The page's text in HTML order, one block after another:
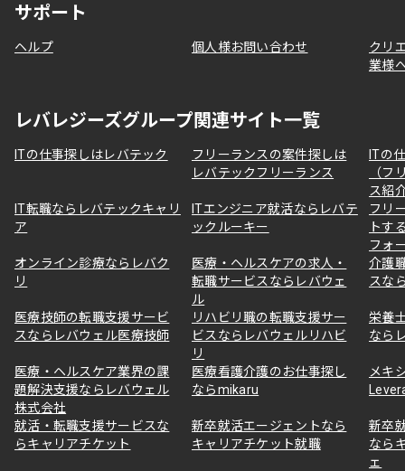
サポート
ヘルプ 個人様お問い合わせ
クリ
業様
レバレジーズグループ関連サイト一覧
ITの仕事探しはレバテック
フリーランスの案件探しは
レバテックフリーランス
ITの
（フ
ス紹
IT転職ならレバテックキャリ
ア
ITエンジニア就活ならレバテ
ックルーキー
フリ
トす
フォ
オンライン診療ならレバク
リ
医療・ヘルスケアの求人・
転職サービスならレバウェ
ル
介護
スな
医療技師の転職支援サービ
スならレバウェル医療技師
リハビリ職の転職支援サー
ビスならレバウェルリハビ
リ
栄養
なら
医療・ヘルスケア業界の課
題解決支援ならレバウェル
株式会社
医療看護介護のお仕事探し
ならmikaru
メキ
就活・転職支援サービスな
らキャリアチケット
新卒就活エージェントなら
キャリアチケット就職
新卒
なら
ェ